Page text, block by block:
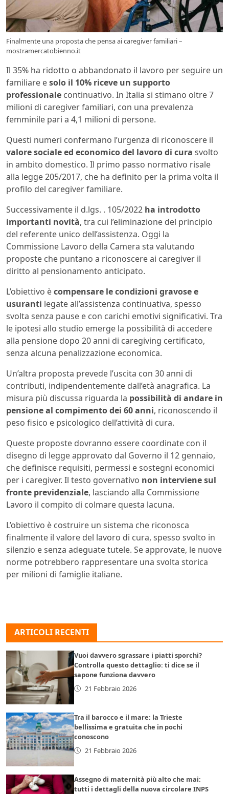
Finalmente una proposta che pensa ai caregiver familiari –
mostramercatobienno.it
Il 35% ha ridotto o abbandonato il lavoro per seguire un
familiare esolo il 10% riceve un supporto
professionale continuativo. In Italia si stimano oltre 7
milioni di caregiver familiari, con una prevalenza
femminile pari a 4,1 milioni di persone.
Questi numeri confermano l’urgenza di riconoscere il
valore sociale ed economico del lavoro di cura svolto
in ambito domestico. Il primo passo normativo risale
alla legge 205/2017, che ha definito per la prima volta il
profilo del caregiver familiare.
Successivamente il d.lgs. . 105/2022 ha introdotto
importanti novità, tra cui l’eliminazione del principio
del referente unico dell’assistenza. Oggi la
Commissione Lavoro della Camera sta valutando
proposte che puntano a riconoscere ai caregiver il
diritto al pensionamento anticipato.
L’obiettivo ècompensare le condizioni gravose e
usuranti legate all’assistenza continuativa, spesso
svolta senza pause e con carichi emotivi significativi. Tra
le ipotesi allo studio emerge la possibilità di accedere
alla pensione dopo 20 anni di caregiving certificato,
senza alcuna penalizzazione economica.
Un’altra proposta prevede l’uscita con 30 anni di
contributi, indipendentemente dall’età anagrafica. La
misura più discussa riguarda la possibilità di andare in
pensione al compimento dei 60 anni, riconoscendo il
peso fisico e psicologico dell’attività di cura.
Queste proposte dovranno essere coordinate con il
disegno di legge approvato dal Governo il 12 gennaio,
che definisce requisiti, permessi e sostegni economici
per i caregiver. Il testo governativo non interviene sul
fronte previdenziale, lasciando alla Commissione
Lavoro il compito di colmare questa lacuna.
L’obiettivo è costruire un sistema che riconosca
finalmente il valore del lavoro di cura, spesso svolto in
silenzio e senza adeguate tutele. Se approvate, le nuove
norme potrebbero rappresentare una svolta storica
per milioni di famiglie italiane.
ARTICOLI RECENTI
Vuoi davvero sgrassare i piatti sporchi?
Controlla questo dettaglio: ti dice se il
sapone funziona davvero
21 Febbraio 2026
Tra il barocco e il mare: la Trieste
bellissima e gratuita che in pochi
conoscono
21 Febbraio 2026
Assegno di maternità più alto che mai:
tutti i dettagli della nuova circolare INPS